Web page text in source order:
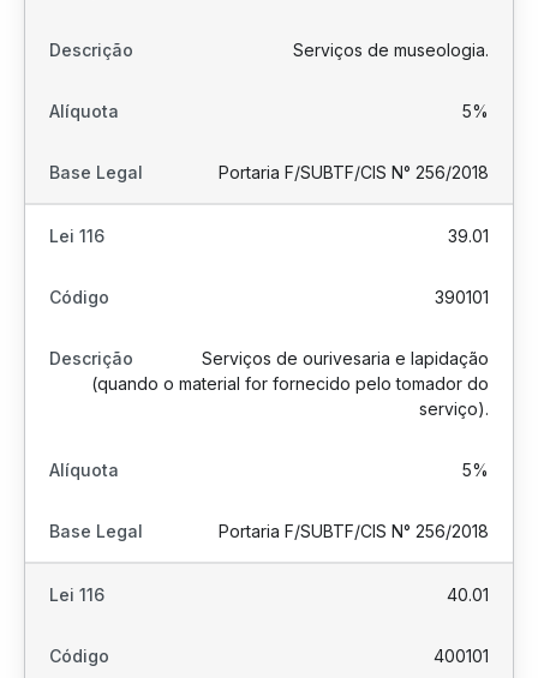
Serviços de museologia.
5%
Portaria F/SUBTF/CIS N° 256/2018
39.01
390101
Serviços de ourivesaria e lapidação
(quando o material for fornecido pelo tomador do
serviço).
5%
Portaria F/SUBTF/CIS N° 256/2018
40.01
400101